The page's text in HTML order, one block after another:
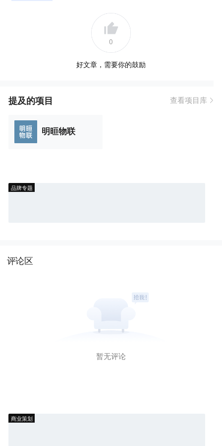
0
好文章，需要你的鼓励
提及的项目 查看项目库
明晅物联
品牌专题
评论区
暂无评论
商业策划